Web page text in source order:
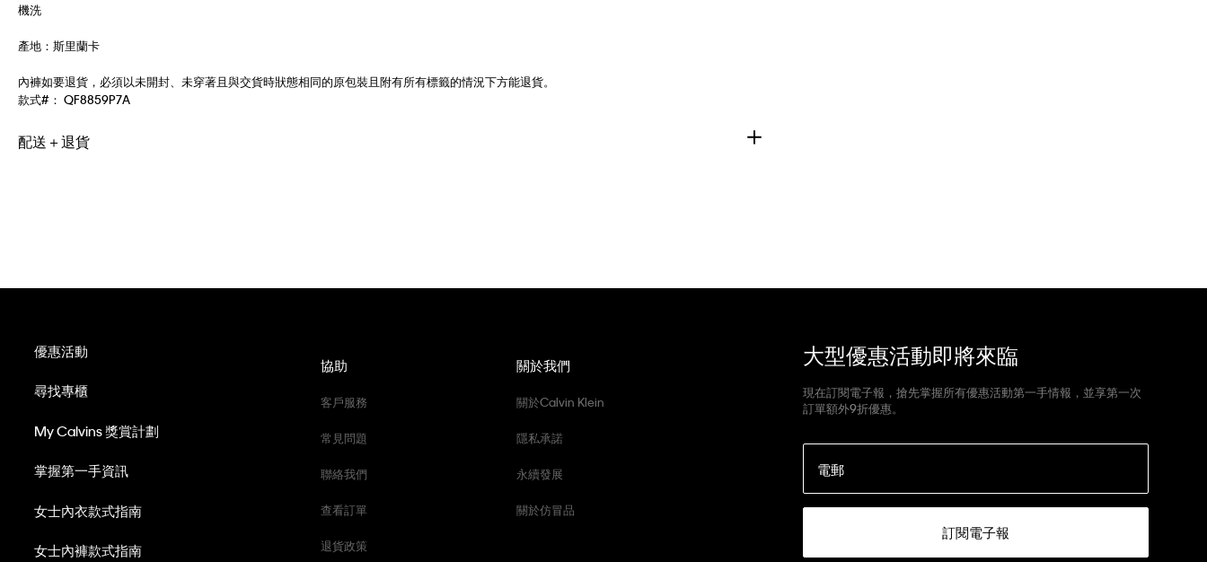
機洗
產地：斯里蘭卡
內褲如要退貨，必須以未開封、未穿著且與交貨時狀態相同的原包裝且附有所有標籤的情況下方能退貨。
款式#： QF8859P7A
配送＋退貨
大型優惠活動即將來臨
現在訂閱電子報，搶先掌握所有優惠活動第一手情報，並享第一次
訂單額外9折優惠。
電郵
訂閱電子報
協助
客戶服務
常見問題
聯絡我們
查看訂單
退貨政策
優惠活動
尋找專櫃
My Calvins 獎賞計劃
掌握第一手資訊
女士內衣款式指南
女士內褲款式指南
關於我們
關於Calvin Klein
隱私承諾
永續發展
關於仿冒品